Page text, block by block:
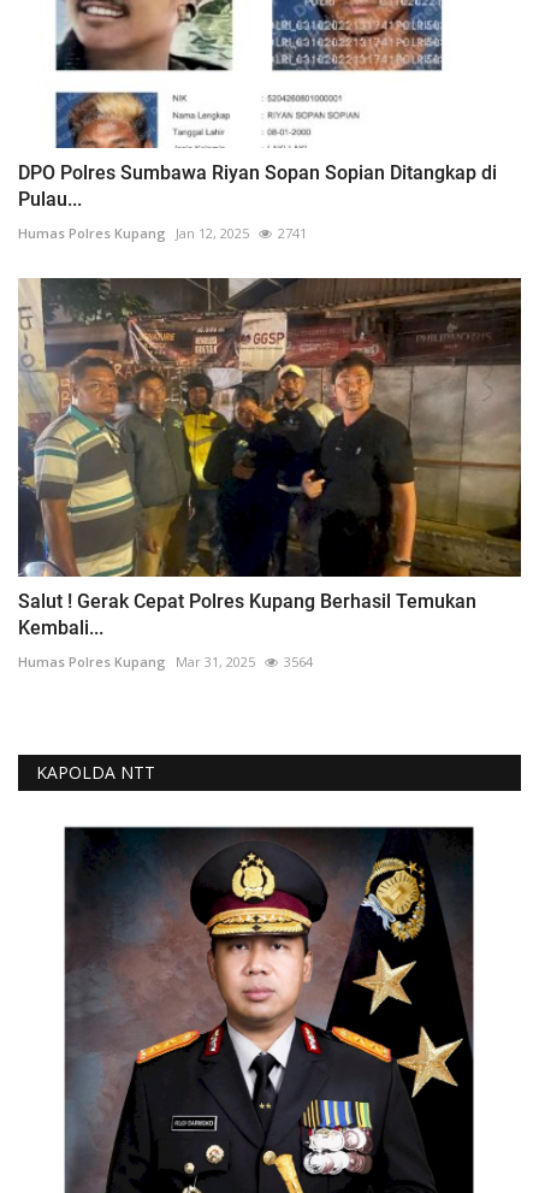
DPO Polres Sumbawa Riyan Sopan Sopian Ditangkap di
Pulau...
Humas Polres Kupang Jan 12, 2025 2741
Salut ! Gerak Cepat Polres Kupang Berhasil Temukan
Kembali...
Humas Polres Kupang Mar 31, 2025 3564
KAPOLDA NTT